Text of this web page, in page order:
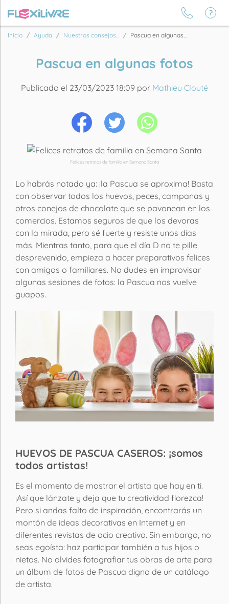
Inicio Ayuda Nuestros consejos... Pascua en algunas...
Pascua en algunas fotos
Publicado el 23/03/2023 18:09 por Mathieu Clouté
Felices retratos de familia en Semana Santa
Lo habrás notado ya: ¡la Pascua se aproxima! Basta
con observar todos los huevos, peces, campanas y
otros conejos de chocolate que se pavonean en los
comercios. Estamos seguros de que los devoras
con la mirada, pero sé fuerte y resiste unos días
más. Mientras tanto, para que el día D no te pille
desprevenido, empieza a hacer preparativos felices
con amigos o familiares. No dudes en improvisar
algunas sesiones de fotos: la Pascua nos vuelve
guapos.
HUEVOS DE PASCUA CASEROS: ¡somos
todos artistas!
Es el momento de mostrar el artista que hay en ti.
¡Así que lánzate y deja que tu creatividad florezca!
Pero si andas falto de inspiración, encontrarás un
montón de ideas decorativas en Internet y en
diferentes revistas de ocio creativo. Sin embargo, no
seas egoísta: haz participar también a tus hijos o
nietos. No olvides fotografiar tus obras de arte para
un álbum de fotos de Pascua digno de un catálogo
de artista.